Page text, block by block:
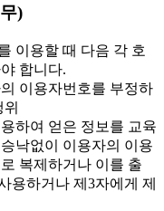
)
이용할 때 다음 각 호
합니다.
이용자번호를 부정하
하여 얻은 정보를 교육
낙없이 이용자의 이용
복제하거나 이를 출
용하거나 제3자에게 제